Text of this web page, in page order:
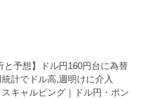
と予想】ドル円160円台に為替
計でドル高,週明けに介入
キャルピング｜ドル円・ポン